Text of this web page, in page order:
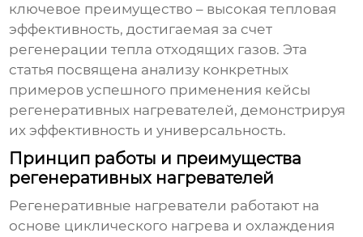
ключевое преимущество – высокая тепловая
эффективность, достигаемая за счет
регенерации тепла отходящих газов. Эта
статья посвящена анализу конкретных
примеров успешного применения кейсы
регенеративных нагревателей, демонстрируя
их эффективность и универсальность.
Принцип работы и преимущества
регенеративных нагревателей
Регенеративные нагреватели работают на
основе циклического нагрева и охлаждения